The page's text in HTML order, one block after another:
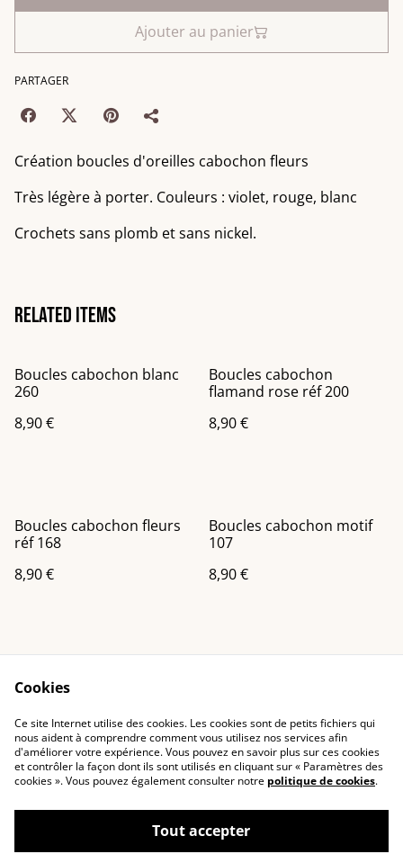
Ajouter au panier
PARTAGER
Création boucles d'oreilles cabochon fleurs
Très légère à porter. Couleurs : violet, rouge, blanc
Crochets sans plomb et sans nickel.
Related items
Boucles cabochon blanc
260
8,90 €
Boucles cabochon
flamand rose réf 200
8,90 €
Boucles cabochon fleurs
réf 168
8,90 €
Boucles cabochon motif
107
8,90 €
Contactez-nous
Conditions
Politique de
confidentialité
Politique de cookies
©2026Ad creations
Cookies
Ce site Internet utilise des cookies. Les cookies sont de petits fichiers qui
nous aident à comprendre comment vous utilisez nos services afin
d'améliorer votre expérience. Vous pouvez en savoir plus sur ces cookies
et contrôler la façon dont ils sont utilisés en cliquant sur « Paramètres des
cookies ». Vous pouvez également consulter notre politique de cookies.
Tout accepter